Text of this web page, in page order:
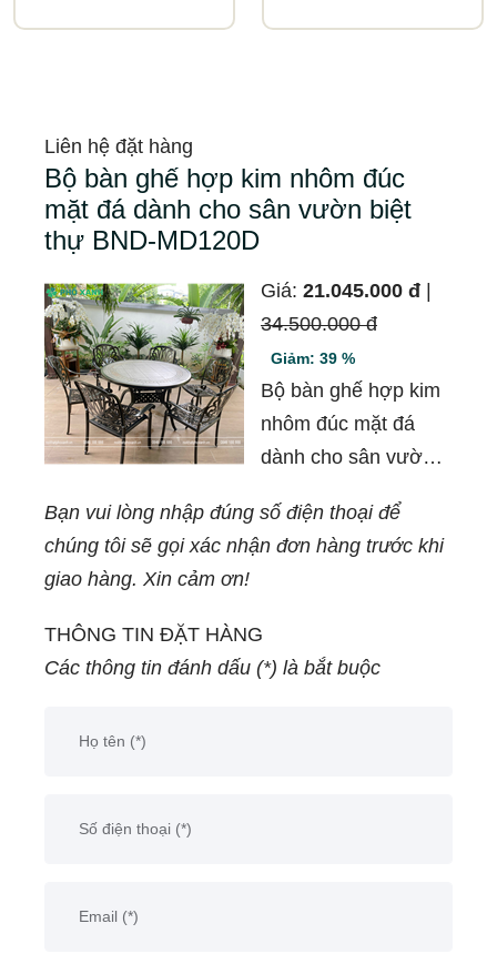
Liên hệ đặt hàng
Bộ bàn ghế hợp kim nhôm đúc
mặt đá dành cho sân vườn biệt
thự BND-MD120D
Giá: 21.045.000 đ |
34.500.000 đ
Giảm: 39 %
Bộ bàn ghế hợp kim
nhôm đúc mặt đá
dành cho sân vườn
MD120D là một lựa
chọn tối ưu để trang
chất liệu hợp kim
Bạn vui lòng nhập đúng số điện thoại để
chúng tôi sẽ gọi xác nhận đơn hàng trước khi
giao hàng. Xin cảm ơn!
THÔNG TIN ĐẶT HÀNG
Các thông tin đánh dấu (*) là bắt buộc